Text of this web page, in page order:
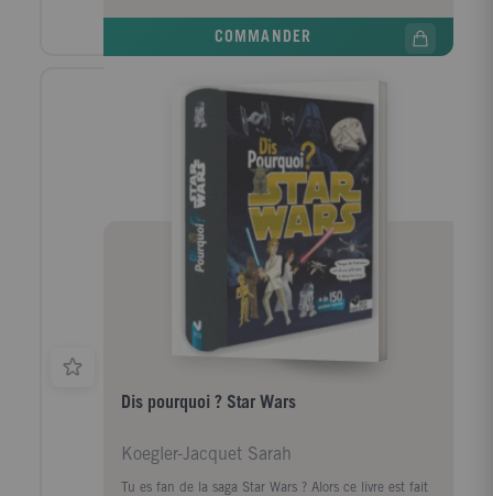
COMMANDER
Dis pourquoi ? Star Wars
Koegler-Jacquet Sarah
Tu es fan de la saga Star Wars ? Alors ce livre est fait